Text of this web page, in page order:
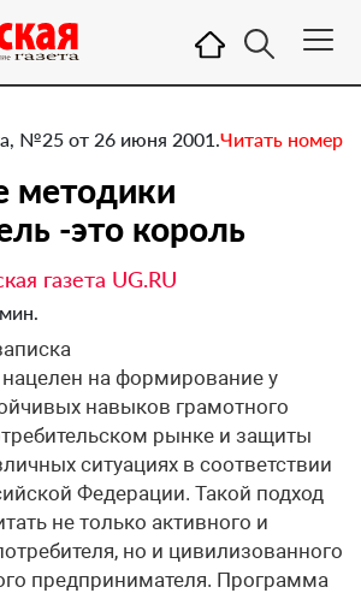
№25 от 26 июня 2001.Читать номер
методики
-это король
газета UG.RU
на формирование у
навыков грамотного
рынке и защиты
ситуациях в соответствии
Федерации. Такой подход
не только активного и
но и цивилизованного
предпринимателя. Программа